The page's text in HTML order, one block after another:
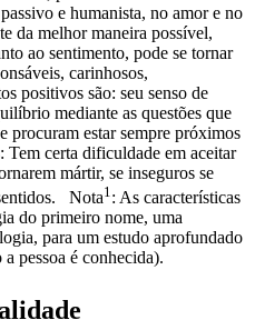
e humanista, no amor e no
da melhor maneira possível,
ao sentimento, pode se tornar
carinhosos,
positivos são: seu senso de
mediante as questões que
procuram estar sempre próximos
Tem certa dificuldade em aceitar
mártir, se inseguros se
Nota1 : As características
do primeiro nome, uma
para um estudo aprofundado
pessoa é conhecida).